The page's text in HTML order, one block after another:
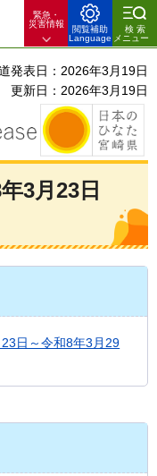
緊急・
災害情報
閲覧補助
Language
検索
メニュー
発表日：2026年3月19日
更新日：2026年3月19日
3月23日
日～令和8年3月29